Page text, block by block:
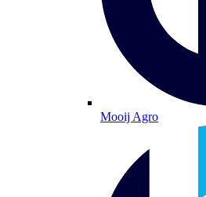
Mooij Agro